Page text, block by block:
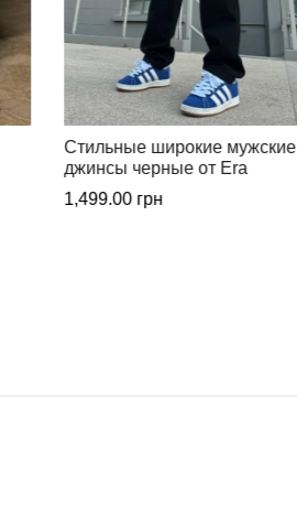
Стильные широкие мужские
джинсы от Era
1,499.00 грн